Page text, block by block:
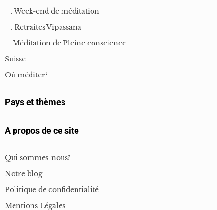
. Week-end de méditation
. Retraites Vipassana
. Méditation de Pleine conscience
Suisse
Où méditer?
Pays et thèmes
A propos de ce site
Qui sommes-nous?
Notre blog
Politique de confidentialité
Mentions Légales